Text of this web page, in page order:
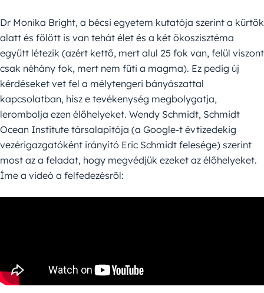
Dr Monika Bright, a bécsi egyetem kutatója szerint a kürtők
alatt és fölött is van tehát élet és a két ökoszisztéma
együtt létezik (azért kettő, mert alul 25 fok van, felül viszont
csak néhány fok, mert nem fűti a magma). Ez pedig új
kérdéseket vet fel a mélytengeri bányászattal
kapcsolatban, hisz e tevékenység megbolygatja,
lerombolja ezen élőhelyeket. Wendy Schmidt, Schmidt
Ocean Institute társalapítója (a Google-t évtizedekig
vezérigazgatóként irányító Eric Schmidt felesége) szerint
most az a feladat, hogy megvédjük ezeket az élőhelyeket.
Íme a videó a felfedezésről: